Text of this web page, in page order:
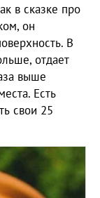
в сказке про
он
В
отдает
выше
Есть
свои 25